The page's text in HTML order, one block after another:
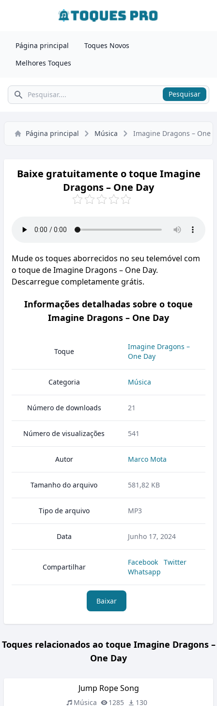
Página principal
Toques Novos
Melhores Toques
Pesquisar Pesquisar
Página principal Música Imagine Dragons – One
Baixe gratuitamente o toque Imagine
Dragons – One Day
Mude os toques aborrecidos no seu telemóvel com
o toque de Imagine Dragons – One Day.
Descarregue completamente grátis.
Informações detalhadas sobre o toque
Imagine Dragons – One Day
Toque
Imagine Dragons –
One Day
Categoria Música
Número de downloads 21
Número de visualizações 541
Autor Marco Mota
Tamanho do arquivo 581,82 KB
Tipo de arquivo MP3
Data Junho 17, 2024
Compartilhar
Facebook
Twitter
Whatsapp
Baixar
Toques relacionados ao toque Imagine Dragons –
One Day
Jump Rope Song
Música 1285 130